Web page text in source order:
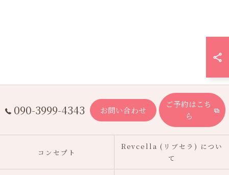
090-3999-4343 お問い合わせ
ご予約はこち
ら
コンセプト
Revcella (リブセラ) につい
て